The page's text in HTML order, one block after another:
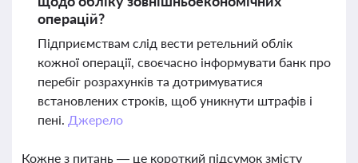
операцій?
Підприємствам слід вести ретельний облік
кожної операції, своєчасно інформувати банк про
перебіг розрахунків та дотримуватися
встановлених строків, щоб уникнути штрафів і
пені. Джерело
Кожне з питань — це короткий підсумок змісту